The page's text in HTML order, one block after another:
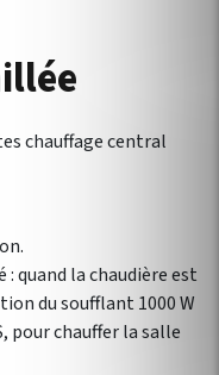
chauffage central
quand la chaudière est
du soufflant 1000 W
pour chauffer la salle